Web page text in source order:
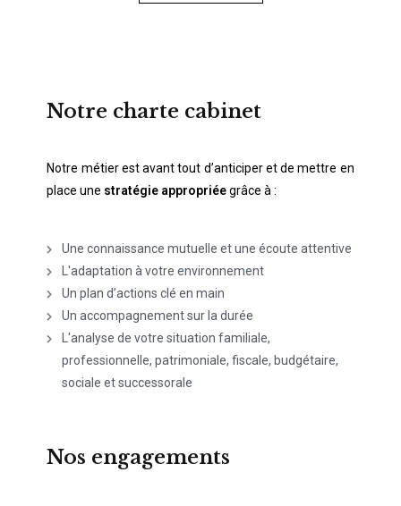
Notre charte cabinet
Notre métier est avant tout d’anticiper et de mettre en
place une stratégie appropriéegrâce à :
Une connaissance mutuelle et une écoute attentive
L'adaptation à votre environnement
Un plan d’actions clé en main
Un accompagnement sur la durée
L'analyse de votre situation familiale,
professionnelle, patrimoniale, fiscale, budgétaire,
sociale et successorale
Nos engagements